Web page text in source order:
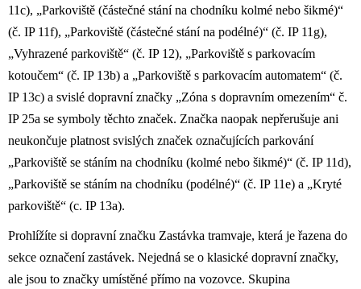
11c), „Parkoviště (částečné stání na chodníku kolmé nebo šikmé)“
(č. IP 11f), „Parkoviště (částečné stání na podélné)“ (č. IP 11g),
„Vyhrazené parkoviště“ (č. IP 12), „Parkoviště s parkovacím
kotoučem“ (č. IP 13b) a „Parkoviště s parkovacím automatem“ (č.
IP 13c) a svislé dopravní značky „Zóna s dopravním omezením“ č.
IP 25a se symboly těchto značek. Značka naopak nepřerušuje ani
neukončuje platnost svislých značek označujících parkování
„Parkoviště se stáním na chodníku (kolmé nebo šikmé)“ (č. IP 11d),
„Parkoviště se stáním na chodníku (podélné)“ (č. IP 11e) a „Kryté
parkoviště“ (c. IP 13a).
Prohlížíte si dopravní značku Zastávka tramvaje, která je řazena do
sekce označení zastávek. Nejedná se o klasické dopravní značky,
ale jsou to značky umístěné přímo na vozovce. Skupina